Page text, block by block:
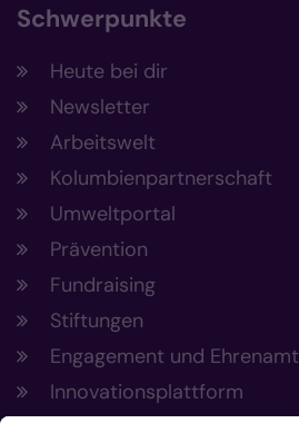
Schwerpunkte
Heute bei dir
Newsletter
Arbeitswelt
Kolumbienpartnerschaft
Umweltportal
Prävention
Fundraising
Stiftungen
Engagement und Ehrenamt
Innovationsplattform